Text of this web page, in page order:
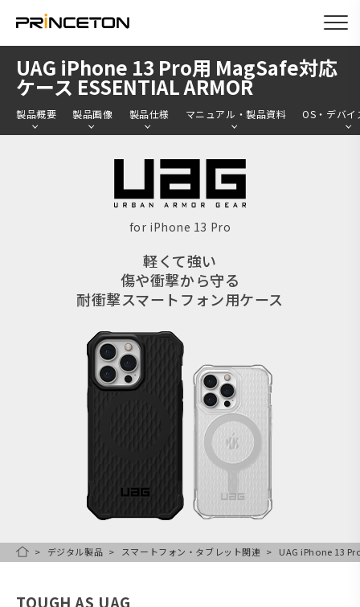
UAG iPhone 13 Pro用 MagSafe対応
ケース ESSENTIAL ARMOR
製品概要 製品画像 製品仕様 マニュアル・製品資料 OS・デバイ
for iPhone 13 Pro
軽くて強い
傷や衝撃から守る
耐衝撃スマートフォン用ケース
HOMEデジタル製品 スマートフォン・タブレット関連 UAG iPhone 13
TOUGH AS UAG